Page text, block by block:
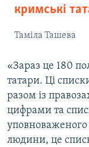
кримські
Таміла Ташева
«Зараз це 180
татари. Ці
разом із
цифрами та
уповноваженого
людини, це